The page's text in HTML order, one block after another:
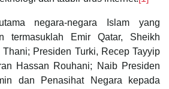
negara-negara Islam yang
termasuklah Emir Qatar, Sheikh
Presiden Turki, Recep Tayyip
Hassan Rouhani; Naib Presiden
dan Penasihat Negara kepada